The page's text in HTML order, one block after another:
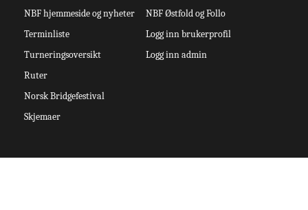
NBF hjemmeside og nyheter
Terminliste
Turneringsoversikt
Ruter
Norsk Bridgefestival
Skjemaer
NBF Østfold og Follo
Logg inn brukerprofil
Logg inn admin